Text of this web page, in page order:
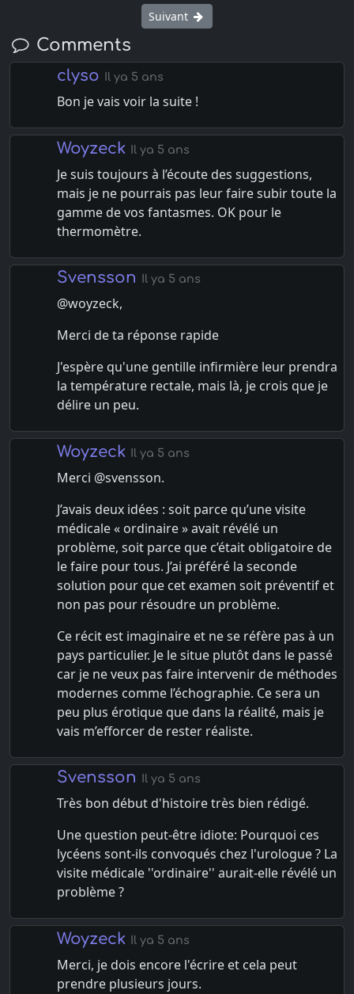
Suivant
Comments
clyso Il ya 5 ans
Bon je vais voir la suite !
Woyzeck Il ya 5 ans
Je suis toujours à l’écoute des suggestions,
mais je ne pourrais pas leur faire subir toute la
gamme de vos fantasmes. OK pour le
thermomètre.
Svensson Il ya 5 ans
@woyzeck,
Merci de ta réponse rapide
J'espère qu'une gentille infirmière leur prendra
la température rectale, mais là, je crois que je
délire un peu.
Woyzeck Il ya 5 ans
Merci @svensson.
J’avais deux idées : soit parce qu’une visite
médicale « ordinaire » avait révélé un
problème, soit parce que c’était obligatoire de
le faire pour tous. J’ai préféré la seconde
solution pour que cet examen soit préventif et
non pas pour résoudre un problème.
Ce récit est imaginaire et ne se réfère pas à un
pays particulier. Je le situe plutôt dans le passé
car je ne veux pas faire intervenir de méthodes
modernes comme l’échographie. Ce sera un
peu plus érotique que dans la réalité, mais je
vais m’efforcer de rester réaliste.
Svensson Il ya 5 ans
Très bon début d'histoire très bien rédigé.
Une question peut-être idiote: Pourquoi ces
lycéens sont-ils convoqués chez l'urologue ? La
visite médicale ''ordinaire'' aurait-elle révélé un
problème ?
Woyzeck Il ya 5 ans
Merci, je dois encore l'écrire et cela peut
prendre plusieurs jours.